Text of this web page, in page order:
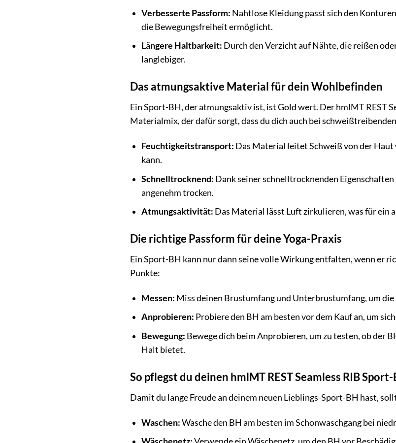
Verbesserte Passform: Nahtlose Kleidung passt sich den
die Bewegungsfreiheit ermöglicht.
Längere Haltbarkeit: Durch den Verzicht auf Nähte, die reißen
langlebiger.
Das atmungsaktive Material für dein Wohlbefinden
Ein Sport-BH, der atmungsaktiv ist, ist Gold wert. Der hmlMT REST
Materialmix, der dafür sorgt, dass du dich auch bei
Feuchtigkeitstransport: Das Material leitet Schweiß von der
kann.
Schnelltrocknend: Dank seiner schnelltrocknenden
angenehm trocken.
Atmungsaktivität: Das Material lässt Luft zirkulieren, was für ein
Die richtige Passform für deine Yoga-Praxis
Ein Sport-BH kann nur dann seine volle Wirkung entfalten, wenn er
Punkte:
Messen: Miss deinen Brustumfang und Unterbrustumfang, um
Anprobieren: Probiere den BH am besten vor dem Kauf an, um
Bewegung: Bewege dich beim Anprobieren, um zu testen, ob der
Halt bietet.
So pflegst du deinen hmlMT REST Seamless RIB Sport-
Damit du lange Freude an deinem neuen Lieblings-Sport-BH hast,
Waschen:Wasche den BH am besten im Schonwaschgang bei